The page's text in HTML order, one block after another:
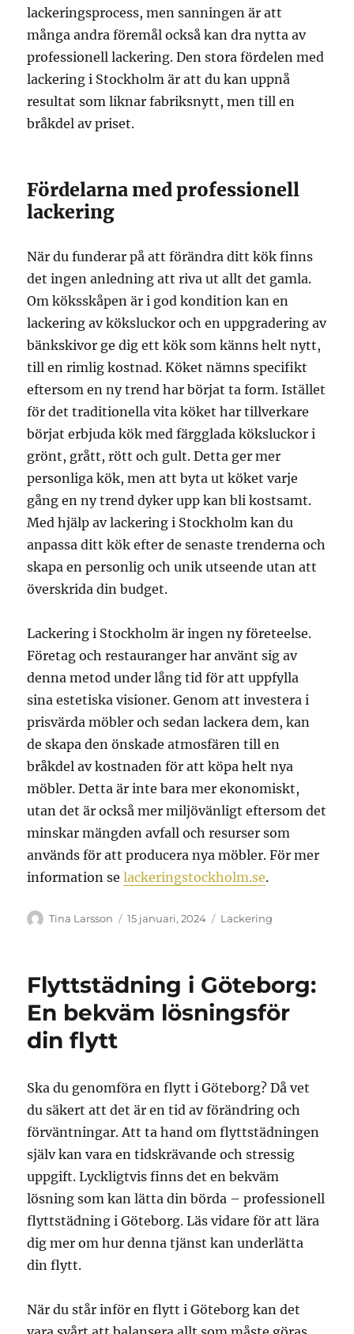
lackeringsprocess, men sanningen är att
många andra föremål också kan dra nytta av
professionell lackering. Den stora fördelen med
lackering i Stockholm är att du kan uppnå
resultat som liknar fabriksnytt, men till en
bråkdel av priset.
Fördelarna med professionell
lackering
När du funderar på att förändra ditt kök finns
det ingen anledning att riva ut allt det gamla.
Om köksskåpen är i god kondition kan en
lackering av köksluckor och en uppgradering av
bänkskivor ge dig ett kök som känns helt nytt,
till en rimlig kostnad. Köket nämns specifikt
eftersom en ny trend har börjat ta form. Istället
för det traditionella vita köket har tillverkare
börjat erbjuda kök med färgglada köksluckor i
grönt, grått, rött och gult. Detta ger mer
personliga kök, men att byta ut köket varje
gång en ny trend dyker upp kan bli kostsamt.
Med hjälp av lackering i Stockholm kan du
anpassa ditt kök efter de senaste trenderna och
skapa en personlig och unik utseende utan att
överskrida din budget.
Lackering i Stockholm är ingen ny företeelse.
Företag och restauranger har använt sig av
denna metod under lång tid för att uppfylla
sina estetiska visioner. Genom att investera i
prisvärda möbler och sedan lackera dem, kan
de skapa den önskade atmosfären till en
bråkdel av kostnaden för att köpa helt nya
möbler. Detta är inte bara mer ekonomiskt,
utan det är också mer miljövänligt eftersom det
minskar mängden avfall och resurser som
används för att producera nya möbler. För mer
information selackeringstockholm.se.
Författare
Tina Larsson
Publicerat
15 januari, 2024 Kategorier
Lackering
Flyttstädning i Göteborg:
En bekväm lösningsför
din flytt
Ska du genomföra en flytt i Göteborg? Då vet
du säkert att det är en tid av förändring och
förväntningar. Att ta hand om flyttstädningen
själv kan vara en tidskrävande och stressig
uppgift. Lyckligtvis finns det en bekväm
lösning som kan lätta din börda – professionell
flyttstädning i Göteborg. Läs vidare för att lära
dig mer om hur denna tjänst kan underlätta
din flytt.
När du står inför en flytt i Göteborg kan det